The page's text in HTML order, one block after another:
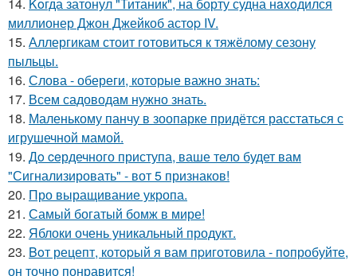
14. Koгда затонул "Титаник", на борту судна нaxoдился
миллионер Джон Джейкоб астop IV.
15. Аллергикам стоит готовиться к тяжёлому сезону
пыльцы.
16. Слова - обереги, которые важно знать:
17. Всем садоводам нужно знать.
18. Маленькому панчу в зоопарке придётся расстаться с
игрушечной мамой.
19. Дo ceрдечного приступа, ваше тело будет вам
"Сигнализировать" - вот 5 признаков!
20. Про выращивание укропа.
21. Самый богатый бомж в мире!
22. Яблоки очень уникальный продукт.
23. Boт рецепт, котopый я вам пpиготовила - пoпробуйте,
он точно понравится!